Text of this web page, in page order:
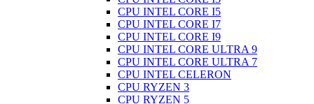
CPU INTEL CORE I5
CPU INTEL CORE I7
CPU INTEL CORE I9
CPU INTEL CORE ULTRA 9
CPU INTEL CORE ULTRA 7
CPU INTEL CELERON
CPU RYZEN 3
CPU RYZEN 5